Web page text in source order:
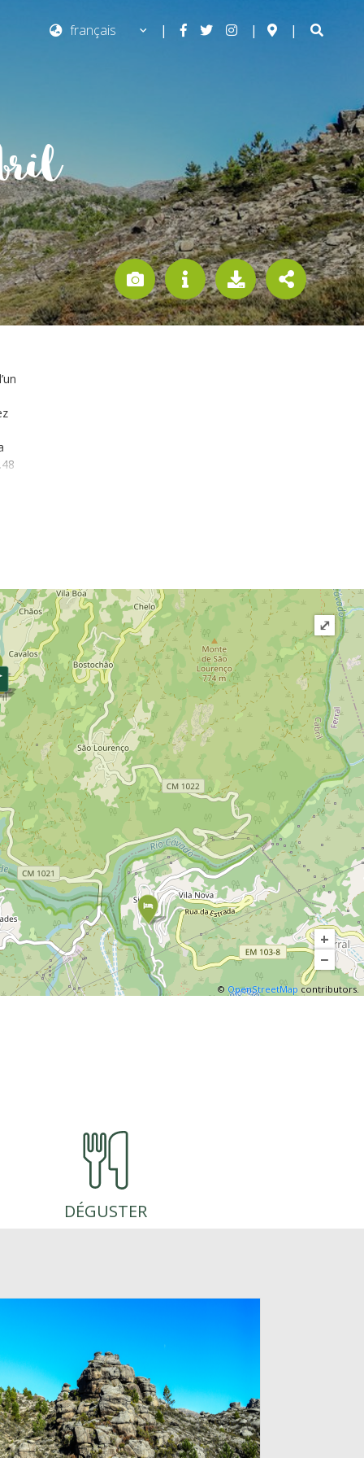
| | |
et
Ce
de
donc
une
fait
de la
sûr
de la
+
−
© OpenStreetMap contributors.
⤢
DÉGUSTER